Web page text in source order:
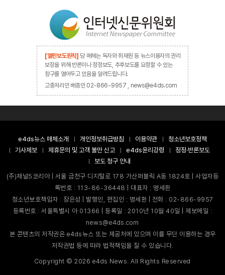
[열린보도원칙] 당 매체는 독자와 취재원 등 뉴스이용자의 권리
보장을 위해 반론이나 정정보도, 추후보도를 요청할 수 있는
창구를 열어두고 있음을 알려드립니다.
고충처리인 배종인 02-866-9957 , news@e4ds.com
e4ds뉴스 매체소개 개인정보취급방침 이용약관
청소년보호정책
기사제보
제휴문의 및 고객 불만 신고 e4ds윤리강령
정정·반론보도
보도 청구 안내
(주)채널5코리아 | 서울 금천구 디지털로 178 가산퍼블릭 A동 1824호 | 사업자등
록번호 : 113-86-36448 | 대표자 : 명세환
청소년보호책임자 : 장은성 | 발행인, 편집인 : 명세환 | 전화 : 02-866-9957
등록번호 : 서울특별시 아 01366 | 등록일 : 2010년 10월 40일 | 제보메일 :
news@e4ds.com
본 콘텐츠의 저작권은 e4ds뉴스 또는 제공처에 있으며 이를 무단 이용하는 경우
저작권법 등에 따라 법적책임을 질 수 있습니다.
Copyright ©2026 e4ds News. All Rights Reserved